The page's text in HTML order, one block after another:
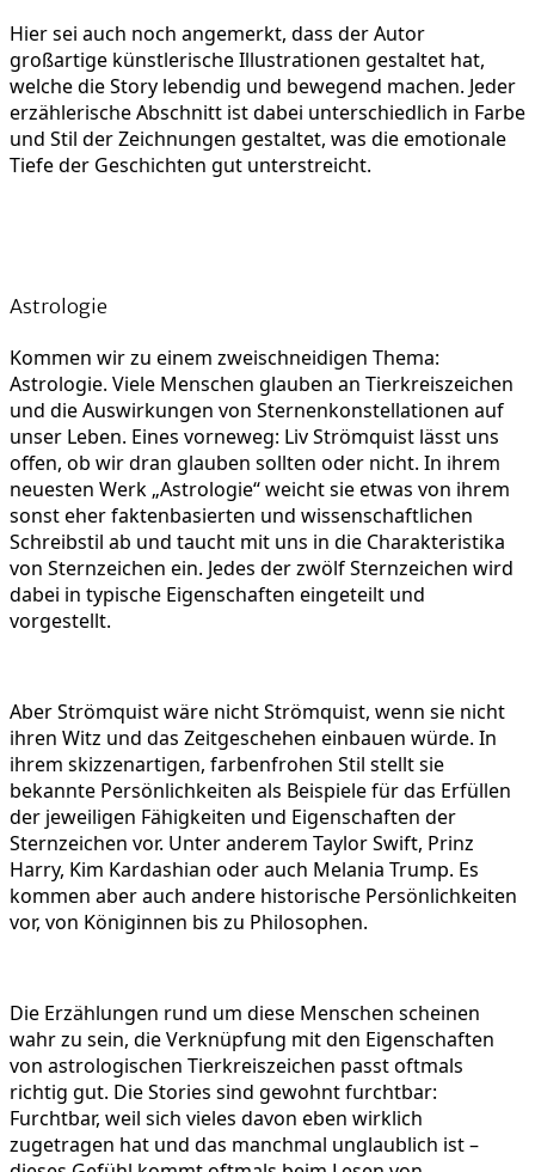
Hier sei auch noch angemerkt, dass der Autor
großartige künstlerische Illustrationen gestaltet hat,
welche die Story lebendig und bewegend machen. Jeder
erzählerische Abschnitt ist dabei unterschiedlich in Farbe
und Stil der Zeichnungen gestaltet, was die emotionale
Tiefe der Geschichten gut unterstreicht.
Astrologie
Kommen wir zu einem zweischneidigen Thema:
Astrologie. Viele Menschen glauben an Tierkreiszeichen
und die Auswirkungen von Sternenkonstellationen auf
unser Leben. Eines vorneweg: Liv Strömquist lässt uns
offen, ob wir dran glauben sollten oder nicht. In ihrem
neuesten Werk „Astrologie“ weicht sie etwas von ihrem
sonst eher faktenbasierten und wissenschaftlichen
Schreibstil ab und taucht mit uns in die Charakteristika
von Sternzeichen ein. Jedes der zwölf Sternzeichen wird
dabei in typische Eigenschaften eingeteilt und
vorgestellt.
Aber Strömquist wäre nicht Strömquist, wenn sie nicht
ihren Witz und das Zeitgeschehen einbauen würde. In
ihrem skizzenartigen, farbenfrohen Stil stellt sie
bekannte Persönlichkeiten als Beispiele für das Erfüllen
der jeweiligen Fähigkeiten und Eigenschaften der
Sternzeichen vor. Unter anderem Taylor Swift, Prinz
Harry, Kim Kardashian oder auch Melania Trump. Es
kommen aber auch andere historische Persönlichkeiten
vor, von Königinnen bis zu Philosophen.
Die Erzählungen rund um diese Menschen scheinen
wahr zu sein, die Verknüpfung mit den Eigenschaften
von astrologischen Tierkreiszeichen passt oftmals
richtig gut. Die Stories sind gewohnt furchtbar:
Furchtbar, weil sich vieles davon eben wirklich
zugetragen hat und das manchmal unglaublich ist –